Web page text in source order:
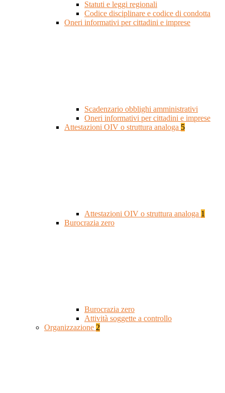
Statuti e leggi regionali
Codice disciplinare e codice di condotta
Oneri informativi per cittadini e imprese
Scadenzario obblighi amministrativi
Oneri informativi per cittadini e imprese
Attestazioni OIV o struttura analoga 5
Attestazioni OIV o struttura analoga 1
Burocrazia zero
Burocrazia zero
Attività soggette a controllo
Organizzazione 2